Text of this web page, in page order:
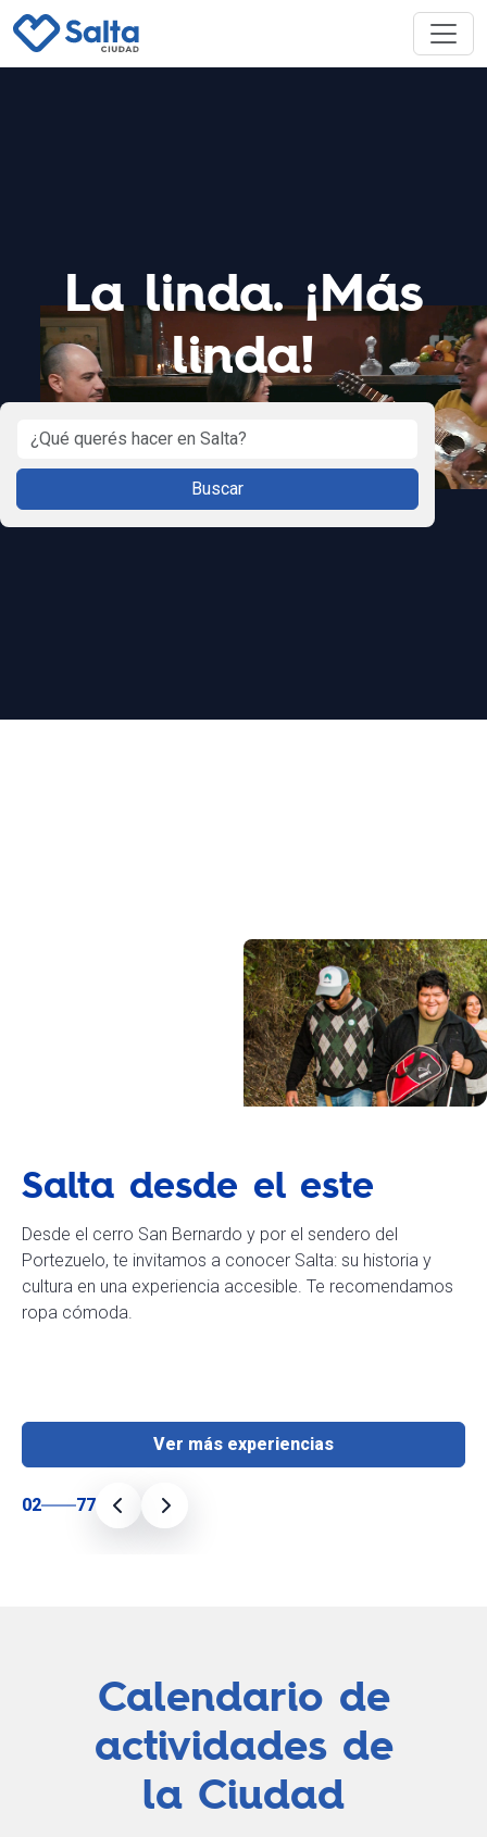
La linda. ¡Más
linda!
Buscar
Salta desde el este
Desde el cerro San Bernardo y por el sendero del
Portezuelo, te invitamos a conocer Salta: su historia y
cultura en una experiencia accesible. Te recomendamos
ropa cómoda.
Ver más experiencias
02 77
Calendario de
actividades de
la Ciudad